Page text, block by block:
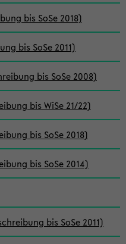
bis SoSe 2018)
bis SoSe 2011)
bis SoSe 2008)
bis WiSe 21/22)
bis SoSe 2018)
bis SoSe 2014)
bis SoSe 2011)